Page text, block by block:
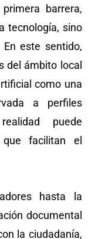
barrera,
tecnología, sino
En este sentido,
del ámbito local
como una
a perfiles
puede
facilitan el
hasta la
documental
la ciudadanía,